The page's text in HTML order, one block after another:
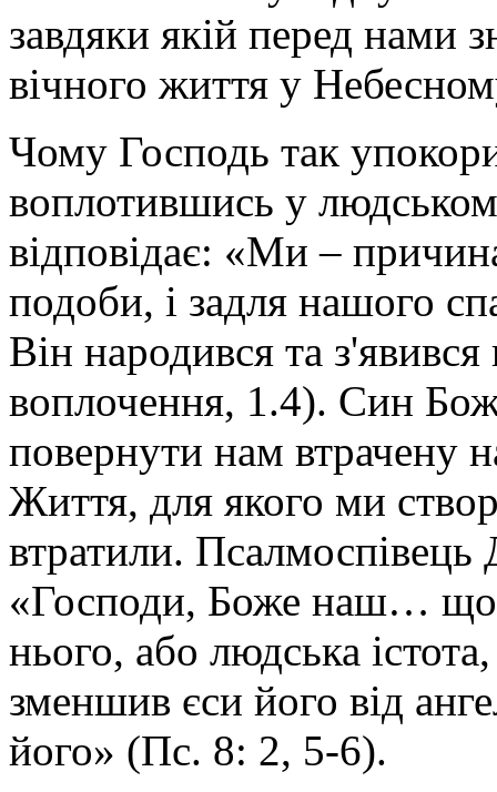
завдяки якій перед нами
вічного життя у
Чому Господь так
воплотившись у
відповідає: «Ми –
подоби, і задля нашого
Він народився та
воплочення, 1.4). Син
повернути нам втрачену
Життя, для якого ми
втратили. Псалмоспівець
«Господи, Боже наш… що
нього, або людська
зменшив єси його від
його» (Пс. 8: 2, 5-6).